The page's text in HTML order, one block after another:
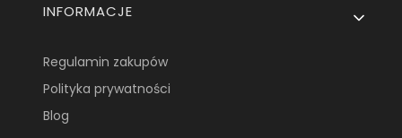
INFORMACJE
Regulamin zakupów
Polityka prywatności
Blog